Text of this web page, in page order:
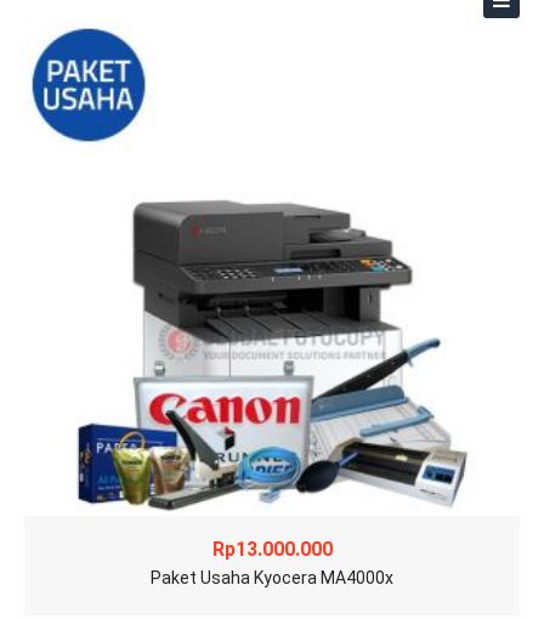
Rp13.000.000
Paket Usaha Kyocera MA4000x